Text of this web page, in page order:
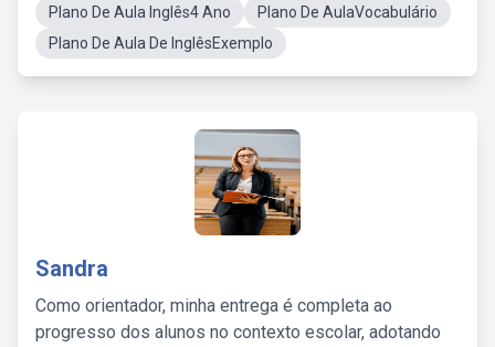
Plano De Aula Inglês4 Ano
Plano De AulaVocabulário
Plano De Aula De InglêsExemplo
Sandra
Como orientador, minha entrega é completa ao
progresso dos alunos no contexto escolar, adotando